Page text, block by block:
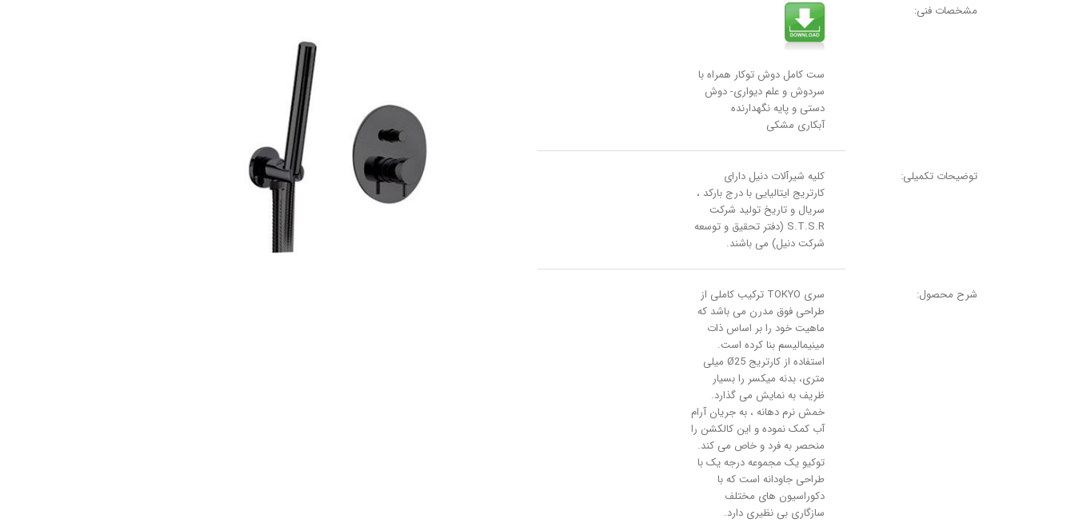
مشخصات فنی:
ست کامل دوش توکار همراه با
سردوش و علم دیواری- دوش
دستی و پایه نگهدارنده
آبکاری مشکی
توضیحات تکمیلی:
کلیه شیرآلات دنیل دارای
کارتریج ایتالیایی با درج بارکد ،
سریال و تاریخ تولید شرکت
S.T.S.R (دفتر تحقیق و توسعه
شرکت دنیل) می باشند.
شرح محصول:
سری TOKYO ترکیب کاملی از
طراحی فوق مدرن می باشد که
ماهیت خود را بر اساس ذات
مینیمالیسم بنا کرده است.
استفاده از کارتریج Ø25 میلی
متری، بدنه میکسر را بسیار
ظریف به نمایش می گذارد.
خمش نرم دهانه ، به جریان آرام
آب کمک نموده و این کالکشن را
منحصر به فرد و خاص می کند.
توکیو یک مجموعه درجه یک با
طراحی جاودانه است که با
دکوراسیون های مختلف
سازگاری بی نظیری دارد.